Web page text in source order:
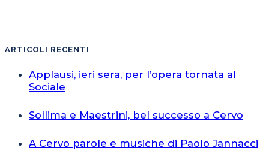
ARTICOLI RECENTI
Applausi, ieri sera, per l’opera tornata al
Sociale
Sollima e Maestrini, bel successo a Cervo
A Cervo parole e musiche di Paolo Jannacci